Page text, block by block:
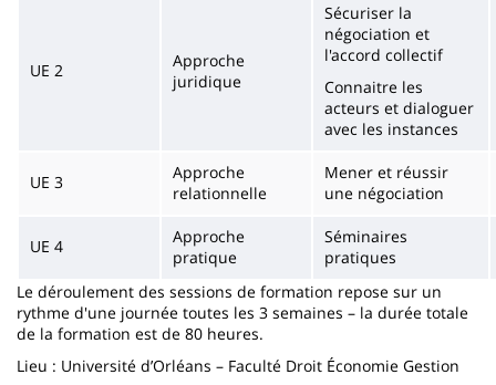
UE 2
Approche
juridique
Sécuriser la
négociation et
l'accord collectif
Connaitre les
acteurs et dialoguer
avec les instances
UE 3
Approche
relationnelle
Mener et réussir
une négociation
UE 4
Approche
pratique
Séminaires
pratiques
Le déroulement des sessions de formation repose sur un
rythme d'une journée toutes les 3 semaines – la durée totale
de la formation est de 80 heures.
Lieu : Université d’Orléans – Faculté Droit Économie Gestion